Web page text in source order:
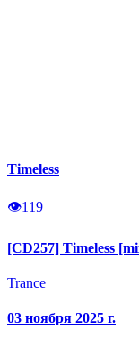
Timeless
👁119
[CD257] Timeless
Trance
03 ноября 2025 г.